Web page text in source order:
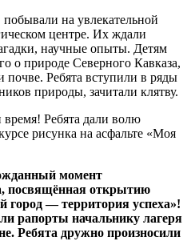
на увлекательной
центре. Их ждали
научные опыты. Детям
о природе Северного Кавказа,
почве. Ребята вступили в ряды
природы, зачитали клятву.
Ребята дали волю
рисунка на асфальте «Моя
момент
посвящённая открытию
город — территория успеха»!
рапорты начальнику лагеря
Ребята дружно произносили